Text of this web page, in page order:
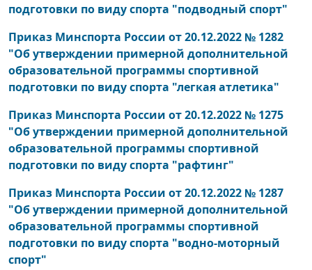
подготовки по виду спорта "подводный спорт"
Приказ Минспорта России от 20.12.2022 № 1282
"Об утверждении примерной дополнительной
образовательной программы спортивной
подготовки по виду спорта "легкая атлетика"
Приказ Минспорта России от 20.12.2022 № 1275
"Об утверждении примерной дополнительной
образовательной программы спортивной
подготовки по виду спорта "рафтинг"
Приказ Минспорта России от 20.12.2022 № 1287
"Об утверждении примерной дополнительной
образовательной программы спортивной
подготовки по виду спорта "водно-моторный
спорт"